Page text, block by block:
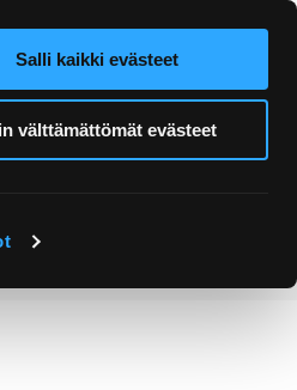
Salli kaikki evästeet
välttämättömät evästeet
Hae sivustolta